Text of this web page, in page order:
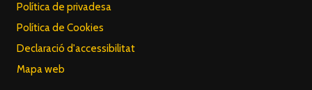
Política de privadesa
Política de Cookies
Declaració d'accessibilitat
Mapa web